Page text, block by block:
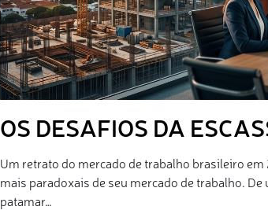
OS DESAFIOS DA
Um retrato do mercado de trabalho brasileiro
mais paradoxais de seu mercado de trabalho.
patamar…